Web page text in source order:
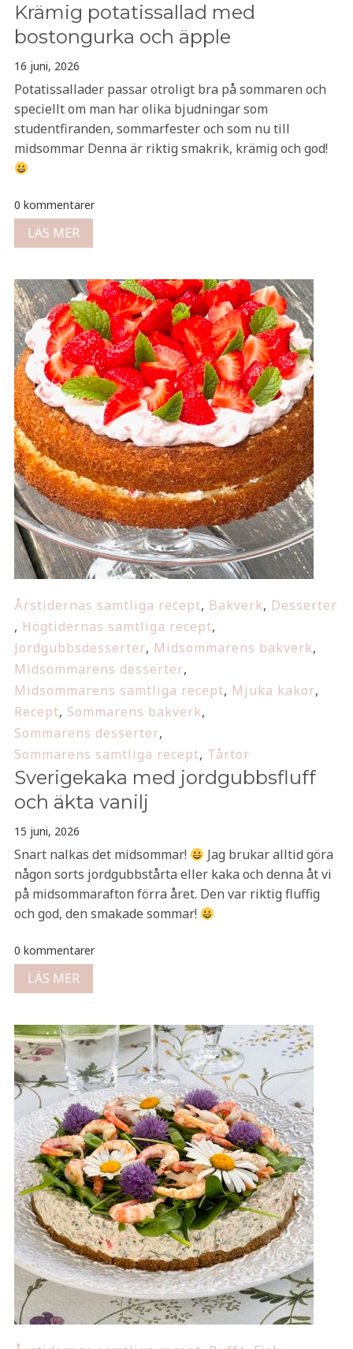
Krämig potatissallad med
bostongurka och äpple
16 juni, 2026
Potatissallader passar otroligt bra på sommaren och
speciellt om man har olika bjudningar som
studentfiranden, sommarfester och som nu till
midsommar Denna är riktig smakrik, krämig och god!
0 kommentarer
LÄS MER
Årstidernas samtliga recept, Bakverk, Desserter
, Högtidernas samtliga recept,
Jordgubbsdesserter, Midsommarens bakverk,
Midsommarens desserter,
Midsommarens samtliga recept, Mjuka kakor,
Recept, Sommarens bakverk,
Sommarens desserter,
Sommarens samtliga recept, Tårtor
Sverigekaka med jordgubbsfluff
och äkta vanilj
15 juni, 2026
Snart nalkas det midsommar!
Jag brukar alltid göra
någon sorts jordgubbstårta eller kaka och denna åt vi
på midsommarafton förra året. Den var riktig fluffig
och god, den smakade sommar!
0 kommentarer
LÄS MER